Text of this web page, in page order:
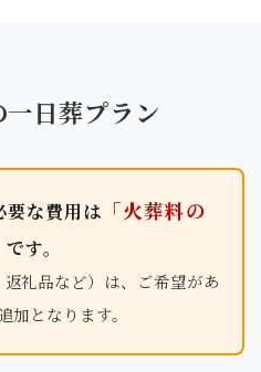
日葬プラン
要な費用は 「火葬料の
です。
礼品など）は、ご希望があ
加となります。